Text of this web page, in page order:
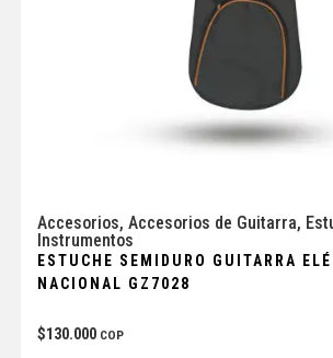
Accesorios, Accesorios de Guitarra,
Instrumentos
ESTUCHE SEMIDURO GUITARRA
NACIONAL GZ7028
$130.000 COP